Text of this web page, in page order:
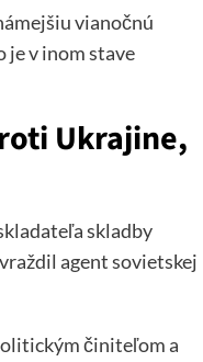
vianočnú
je v inom stave
Ukrajine,
skladby
agent sovietskej
činiteľom a